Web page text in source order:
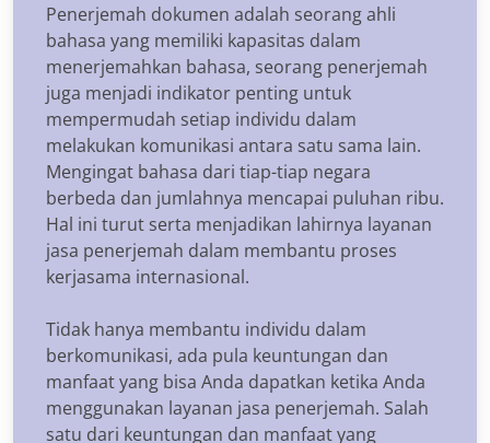
Penerjemah dokumen adalah seorang ahli
bahasa yang memiliki kapasitas dalam
menerjemahkan bahasa, seorang penerjemah
juga menjadi indikator penting untuk
mempermudah setiap individu dalam
melakukan komunikasi antara satu sama lain.
Mengingat bahasa dari tiap-tiap negara
berbeda dan jumlahnya mencapai puluhan ribu.
Hal ini turut serta menjadikan lahirnya layanan
jasa penerjemah dalam membantu proses
kerjasama internasional.
Tidak hanya membantu individu dalam
berkomunikasi, ada pula keuntungan dan
manfaat yang bisa Anda dapatkan ketika Anda
menggunakan layanan jasa penerjemah. Salah
satu dari keuntungan dan manfaat yang